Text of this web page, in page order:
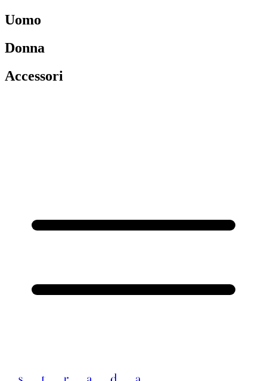
Uomo
Donna
Accessori